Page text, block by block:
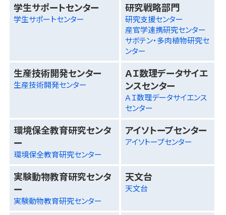
学生サポートセンター
学生サポートセンター
研究戦略部門
研究支援センター
産官学連携研究センター
サボテン・多肉植物研究セ
ンター
生産技術開発センター
生産技術開発センター
ＡＩ数理データサイエ
ンスセンター
ＡＩ数理データサイエンス
センター
環境保全教育研究センタ
ー
環境保全教育研究センター
アイソトープセンター
アイソトープセンター
実験動物教育研究センタ
ー
実験動物教育研究センター
天文台
天文台